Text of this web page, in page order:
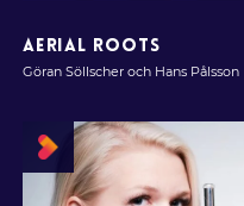
AERIAL ROOTS
Göran Söllscher och Hans Pålsson